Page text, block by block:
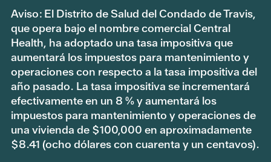
Aviso: El Distrito de Salud del Condado de Travis,
que opera bajo el nombre comercial Central
Health, ha adoptado una tasa impositiva que
aumentará los impuestos para mantenimiento y
operaciones con respecto a la tasa impositiva del
año pasado. La tasa impositiva se incrementará
efectivamente en un 8 % y aumentará los
impuestos para mantenimiento y operaciones de
una vivienda de $100,000 en aproximadamente
$8.41 (ocho dólares con cuarenta y un centavos).